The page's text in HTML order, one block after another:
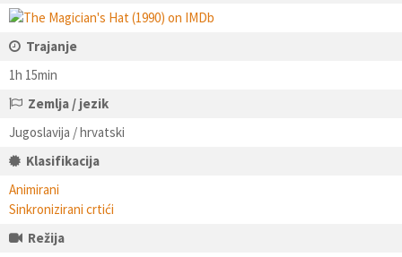
Trajanje
1h 15min
Zemlja / jezik
Jugoslavija / hrvatski
Klasifikacija
Animirani
Sinkronizirani crtići
Režija